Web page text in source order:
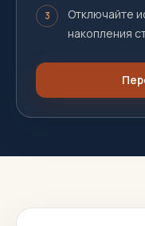
3
Отключайте
накопления